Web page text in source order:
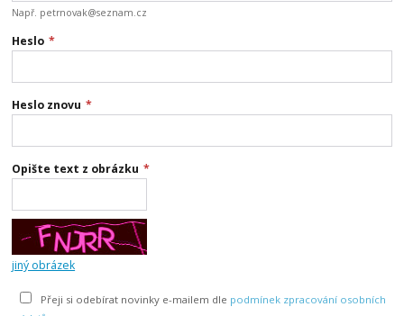
Např. petrnovak@seznam.cz
Heslo *
Heslo znovu *
Opište text z obrázku *
jiný obrázek
Přeji si odebírat novinky e-mailem dle podmínek zpracování osobních